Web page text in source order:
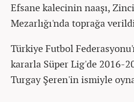
Efsane kalecinin naaşı,
Mezarlığı'nda toprağa
Türkiye Futbol
kararla Süper Lig'de 2016-
Turgay Şeren'in ismiyle